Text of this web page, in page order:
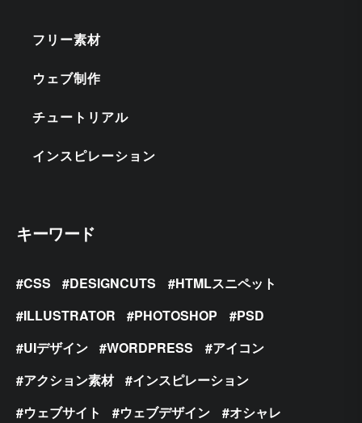
フリー素材
ウェブ制作
チュートリアル
インスピレーション
キーワード
CSS DESIGNCUTS
HTMLスニペット
ILLUSTRATOR
PHOTOSHOP
PSD
UIデザイン
WORDPRESS
アイコン
アクション素材
インスピレーション
ウェブサイト
ウェブデザイン
オシャレ